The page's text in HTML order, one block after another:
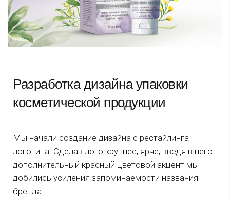
Разработка дизайна упаковки
косметической продукции
Мы начали создание дизайна с рестайлинга
логотипа. Сделав лого крупнее, ярче, введя в него
дополнительный красный цветовой акцент мы
добились усиления запоминаемости названия
бренда.